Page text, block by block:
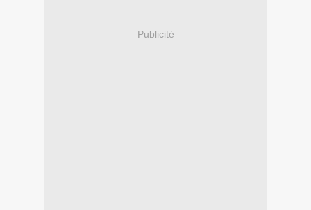
Publicité